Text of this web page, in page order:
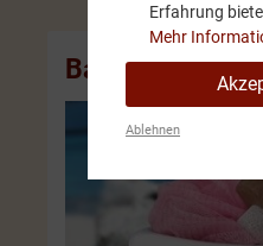
Badewannen
Erfahrung
Mehr
Ablehnen